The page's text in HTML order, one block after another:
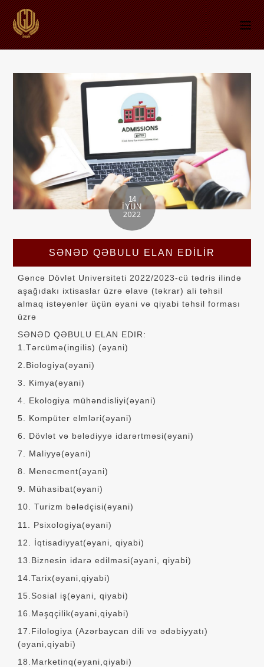
14
İYUN
2022
SƏNƏD QƏBULU ELAN EDİLİR
Gəncə Dövlət Universiteti 2022/2023-cü tədris ilində
aşağıdakı ixtisaslar üzrə əlavə (təkrar) ali təhsil
almaq istəyənlər üçün əyani və qiyabi təhsil forması
üzrə
SƏNƏD QƏBULU ELAN EDIR:
1.Tərcümə(ingilis) (əyani)
2.Biologiya(əyani)
3. Kimya(əyani)
4. Ekologiya mühəndisliyi(əyani)
5. Kompüter elmləri(əyani)
6. Dövlət və bələdiyyə idarərtməsi(əyani)
7. Maliyyə(əyani)
8. Menecment(əyani)
9. Mühasibat(əyani)
10. Turizm bələdçisi(əyani)
11. Psixologiya(əyani)
12. İqtisadiyyat(əyani, qiyabi)
13.Biznesin idarə edilməsi(əyani, qiyabi)
14.Tarix(əyani,qiyabi)
15.Sosial iş(əyani, qiyabi)
16.Məşqçilik(əyani,qiyabi)
17.Filologiya (Azərbaycan dili və ədəbiyyatı)
(əyani,qiyabi)
18.Marketinq(əyani,qiyabi)